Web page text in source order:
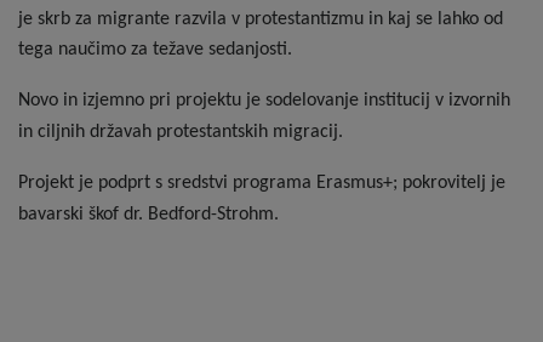
je skrb za migrante razvila v protestantizmu in kaj se lahko od
tega naučimo za težave sedanjosti.
Novo in izjemno pri projektu je sodelovanje institucij v izvornih
in ciljnih državah protestantskih migracij.
Projekt je podprt s sredstvi programa Erasmus+; pokrovitelj je
bavarski škof dr. Bedford-Strohm.